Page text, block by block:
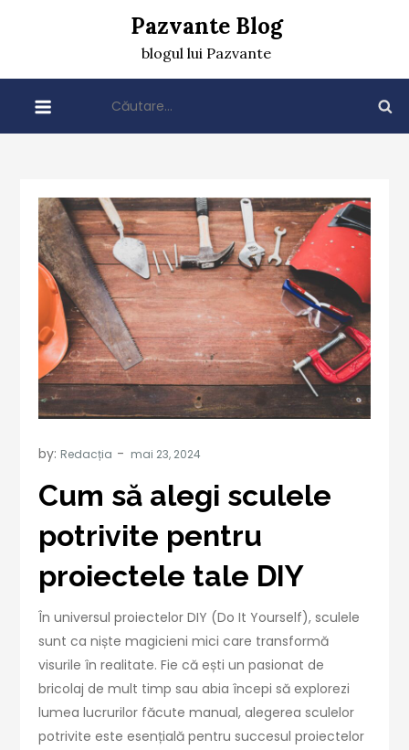
Pazvante Blog
blogul lui Pazvante
după:
by: Redacția
Cum să alegi sculele
potrivite pentru
proiectele tale DIY
În universul proiectelor DIY (Do It Yourself), sculele
sunt ca niște magicieni mici care transformă
visurile în realitate. Fie că ești un pasionat de
bricolaj de mult timp sau abia începi să explorezi
lumea lucrurilor făcute manual, alegerea sculelor
potrivite este esențială pentru succesul proiectelor